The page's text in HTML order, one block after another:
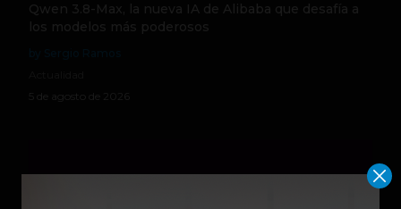
Qwen 3.8-Max, la nueva IA de Alibaba que desafía a
los modelos más poderosos
5 de agosto de 2026